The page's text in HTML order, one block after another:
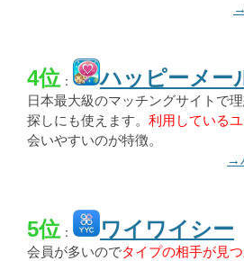
4位： ハッピーメー
日本最大級のマッチングサイトで
探しにも使えます。 利用している
会いやすいのが特徴。
→
5位： ワイワイシー
会員が多いのでタイプの相手が見